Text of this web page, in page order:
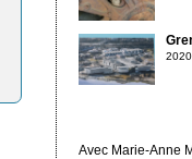
2020
Avec Marie-Anne